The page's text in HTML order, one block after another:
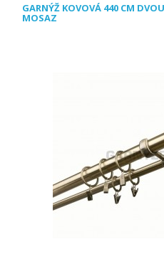
GARNÝŽ KOVOVÁ 440 CM
MOSAZ